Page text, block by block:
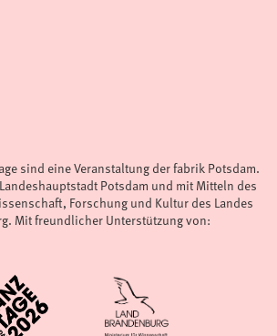
sind eine Veranstaltung der fabrik Potsdam.
Potsdam und mit Mitteln des
Forschung und Kultur des Landes
Mit freundlicher Unterstützung von: